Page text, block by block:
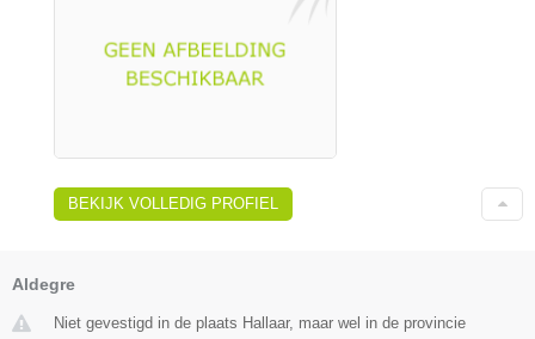
BEKIJK VOLLEDIG PROFIEL
Aldegre
Niet gevestigd in de plaats Hallaar, maar wel in de provincie